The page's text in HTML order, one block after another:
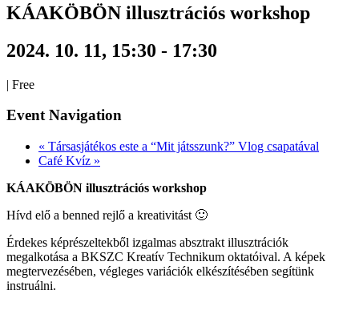
KÁAKÖBÖN illusztrációs workshop
2024. 10. 11, 15:30 - 17:30
| Free
Event Navigation
« Társasjátékos este a “Mit játsszunk?” Vlog csapatával
Café Kvíz »
KÁAKÖBÖN illusztrációs workshop
Hívd elő a benned rejlő a kreativitást 🙂
Érdekes képrészeltekből izgalmas absztrakt illusztrációk
megalkotása a BKSZC Kreatív Technikum oktatóival. A képek
megtervezésében, végleges variációk elkészítésében segítünk
instruálni.